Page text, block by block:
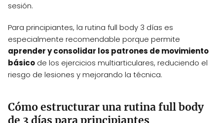
sesión.
Para principiantes, la rutina full body 3 días es
especialmente recomendable porque permite
aprender y consolidar los patrones de movimiento
básico de los ejercicios multiarticulares, reduciendo el
riesgo de lesiones y mejorando la técnica.
Cómo estructurar una rutina full body